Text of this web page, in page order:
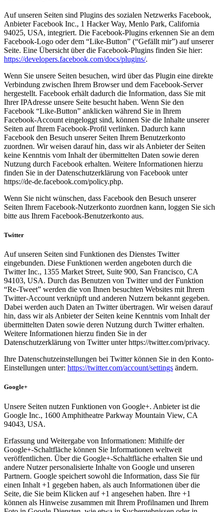
Auf unseren Seiten sind Plugins des sozialen Netzwerks Facebook,
Anbieter Facebook Inc., 1 Hacker Way, Menlo Park, California
94025, USA, integriert. Die Facebook-Plugins erkennen Sie an dem
Facebook-Logo oder dem “Like-Button” (“Gefällt mir”) auf unserer
Seite. Eine Übersicht über die Facebook-Plugins finden Sie hier:
https://developers.facebook.com/docs/plugins/.
Wenn Sie unsere Seiten besuchen, wird über das Plugin eine direkte
Verbindung zwischen Ihrem Browser und dem Facebook-Server
hergestellt. Facebook erhält dadurch die Information, dass Sie mit
Ihrer IPAdresse unsere Seite besucht haben. Wenn Sie den
Facebook “Like-Button” anklicken während Sie in Ihrem
Facebook-Account eingeloggt sind, können Sie die Inhalte unserer
Seiten auf Ihrem Facebook-Profil verlinken. Dadurch kann
Facebook den Besuch unserer Seiten Ihrem Benutzerkonto
zuordnen. Wir weisen darauf hin, dass wir als Anbieter der Seiten
keine Kenntnis vom Inhalt der übermittelten Daten sowie deren
Nutzung durch Facebook erhalten. Weitere Informationen hierzu
finden Sie in der Datenschutzerklärung von Facebook unter
https://de-de.facebook.com/policy.php.
Wenn Sie nicht wünschen, dass Facebook den Besuch unserer
Seiten Ihrem Facebook-Nutzerkonto zuordnen kann, loggen Sie sich
bitte aus Ihrem Facebook-Benutzerkonto aus.
Twitter
Auf unseren Seiten sind Funktionen des Dienstes Twitter
eingebunden. Diese Funktionen werden angeboten durch die
Twitter Inc., 1355 Market Street, Suite 900, San Francisco, CA
94103, USA. Durch das Benutzen von Twitter und der Funktion
“Re-Tweet” werden die von Ihnen besuchten Websites mit Ihrem
Twitter-Account verknüpft und anderen Nutzern bekannt gegeben.
Dabei werden auch Daten an Twitter übertragen. Wir weisen darauf
hin, dass wir als Anbieter der Seiten keine Kenntnis vom Inhalt der
übermittelten Daten sowie deren Nutzung durch Twitter erhalten.
Weitere Informationen hierzu finden Sie in der
Datenschutzerklärung von Twitter unter https://twitter.com/privacy.
Ihre Datenschutzeinstellungen bei Twitter können Sie in den Konto-
Einstellungen unter: https://twitter.com/account/settings ändern.
Google+
Unsere Seiten nutzen Funktionen von Google+. Anbieter ist die
Google Inc., 1600 Amphitheatre Parkway Mountain View, CA
94043, USA.
Erfassung und Weitergabe von Informationen: Mithilfe der
Google+-Schaltfläche können Sie Informationen weltweit
veröffentlichen. Über die Google+-Schaltfläche erhalten Sie und
andere Nutzer personalisierte Inhalte von Google und unseren
Partnern. Google speichert sowohl die Information, dass Sie für
einen Inhalt +1 gegeben haben, als auch Informationen über die
Seite, die Sie beim Klicken auf +1 angesehen haben. Ihre +1
können als Hinweise zusammen mit Ihrem Profilnamen und Ihrem